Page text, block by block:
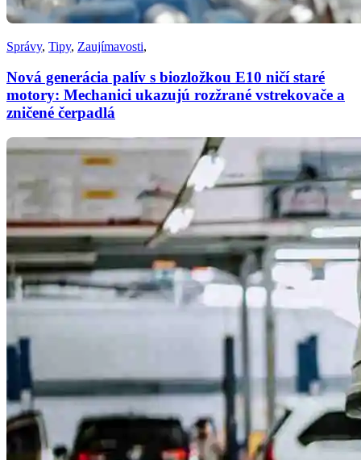
Správy, Tipy, Zaujímavosti,
Nová generácia palív s biozložkou E10 ničí staré
motory: Mechanici ukazujú rozžrané vstrekovače a
zničené čerpadlá